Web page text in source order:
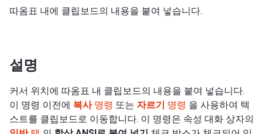
따옴표 내에 클립보드의 내용을 붙여 넣습니다.
설명
커서 위치에 따옴표 내 클립보드의 내용을 붙여 넣습니다.
이 명령 이전에 복사명령 또는 자르기 명령 을 사용하여 텍
스트를 클립보드로 이동합니다. 이 명령은 속성 대화 상자의